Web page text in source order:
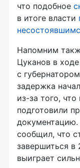
что подобное
в итоге власти
Напомним
Цуканов в
с
задержка
из-за того,
подготовили
документацию.
сообщил, что
завершиться в
выиграет